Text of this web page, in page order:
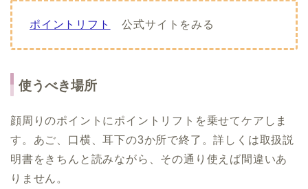
ポイントリフト 公式サイトをみる
使うべき場所
顔周りのポイントにポイントリフトを乗せてケアしま
す。あご、口横、耳下の3か所で終了。詳しくは取扱説
明書をきちんと読みながら、その通り使えば間違いあ
りません。